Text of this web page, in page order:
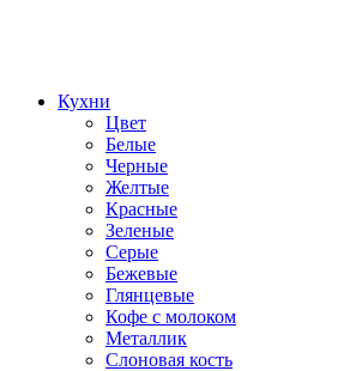
Кухни
Цвет
Белые
Черные
Желтые
Красные
Зеленые
Серые
Бежевые
Глянцевые
Кофе с молоком
Металлик
Слоновая кость